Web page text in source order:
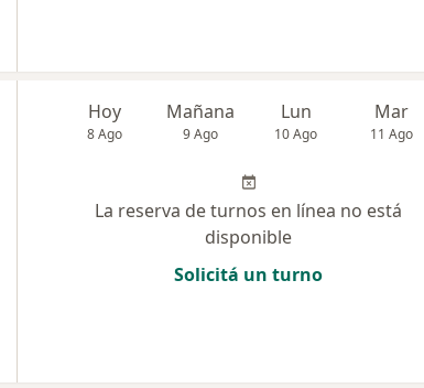
Hoy
8 Ago
Mañana
9 Ago
Lun
10 Ago
Mar
11 Ago
La reserva de turnos en línea no está
disponible
Solicitá un turno